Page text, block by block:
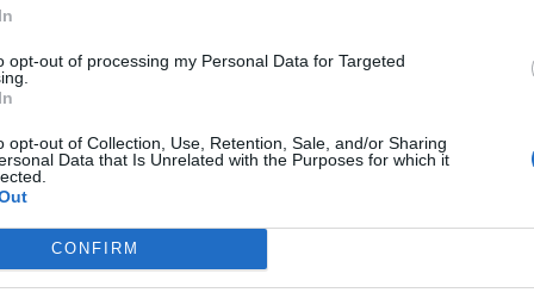
opt-out of processing my Personal Data for Targeted
opt-out of Collection, Use, Retention, Sale, and/or Sharing
Data that Is Unrelated with the Purposes for which it
CONFIRM
a
szükség
FK-nak (videóval)